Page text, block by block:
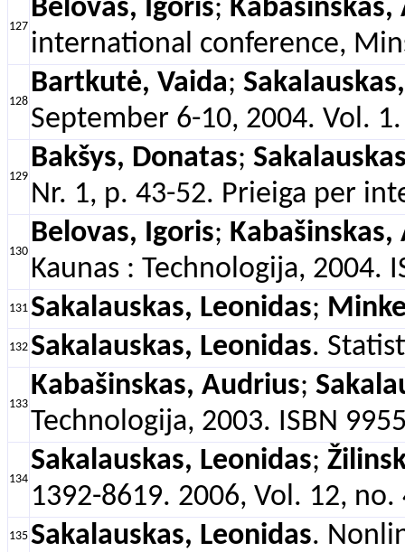
127
Belovas, Igoris; Kabašinskas,
international conference,
128
Bartkutė, Vaida;
September 6-10, 2004. Vol.
129
Bakšys, Donatas;
Nr. 1, p. 43-52. Prieiga per
130
Belovas, Igoris; Kabašinskas,
Kaunas : Technologija, 2004.
131 Sakalauskas, Leonidas;
132 Sakalauskas, Leonidas.
133
Kabašinskas, Audrius;
Technologija, 2003. ISBN
134
Sakalauskas, Leonidas;
1392-8619. 2006, Vol. 12,
135 Sakalauskas, Leonidas.